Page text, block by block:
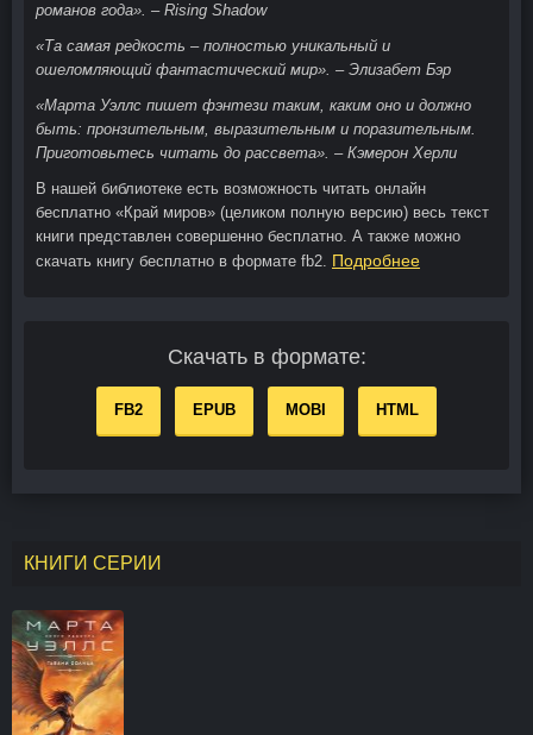
романов года». – Rising Shadow
«Та самая редкость – полностью уникальный и
ошеломляющий фантастический мир». – Элизабет Бэр
«Марта Уэллс пишет фэнтези таким, каким оно и должно
быть: пронзительным, выразительным и поразительным.
Приготовьтесь читать до рассвета». – Кэмерон Херли
В нашей библиотеке есть возможность читать онлайн
бесплатно «Край миров» (целиком полную версию) весь текст
книги представлен совершенно бесплатно. А также можно
скачать книгу бесплатно в формате fb2. Подробнее
Скачать в формате:
FB2 EPUB MOBI HTML
КНИГИ СЕРИИ